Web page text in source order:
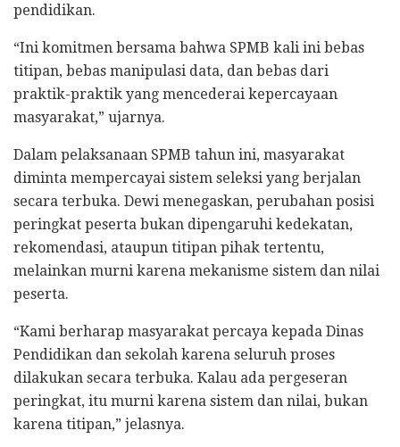
pendidikan.
“Ini komitmen bersama bahwa SPMB kali ini bebas
titipan, bebas manipulasi data, dan bebas dari
praktik-praktik yang mencederai kepercayaan
masyarakat,” ujarnya.
Dalam pelaksanaan SPMB tahun ini, masyarakat
diminta mempercayai sistem seleksi yang berjalan
secara terbuka. Dewi menegaskan, perubahan posisi
peringkat peserta bukan dipengaruhi kedekatan,
rekomendasi, ataupun titipan pihak tertentu,
melainkan murni karena mekanisme sistem dan nilai
peserta.
“Kami berharap masyarakat percaya kepada Dinas
Pendidikan dan sekolah karena seluruh proses
dilakukan secara terbuka. Kalau ada pergeseran
peringkat, itu murni karena sistem dan nilai, bukan
karena titipan,” jelasnya.